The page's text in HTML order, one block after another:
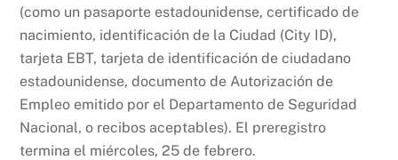
(como un pasaporte estadounidense, certificado de
nacimiento, identificación de la Ciudad (City ID),
tarjeta EBT, tarjeta de identificación de ciudadano
estadounidense, documento de Autorización de
Empleo emitido por el Departamento de Seguridad
Nacional, o recibos aceptables). El preregistro
termina el miércoles, 25 de febrero.